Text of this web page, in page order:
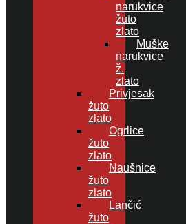
narukvice
žuto
zlato
Muške
narukvice
ž.
zlato
Privjesak
žuto
zlato
Ogrlice
žuto
zlato
Naušnice
žuto
zlato
Lančić
žuto